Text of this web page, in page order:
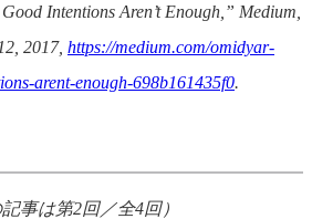
Intentions Aren’t Enough,” Medium,
2017, https://medium.com/omidyar-
arent-enough-698b161435f0.
記事は第2回／全4回）